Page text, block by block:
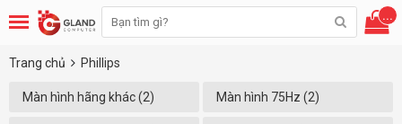
...
Trang chủ Phillips
Màn hình hãng khác (2) Màn hình 75Hz (2)